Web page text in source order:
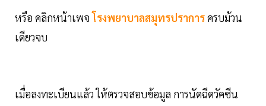
หรือ คลิกหน้าเพจโรงพยาบาลสมุทรปราการครบม้วน
เดียวจบ
เมื่อลงทะเบียนแล้ว ให้ตรวจสอบข้อมูล การนัดฉีดวัคซีน